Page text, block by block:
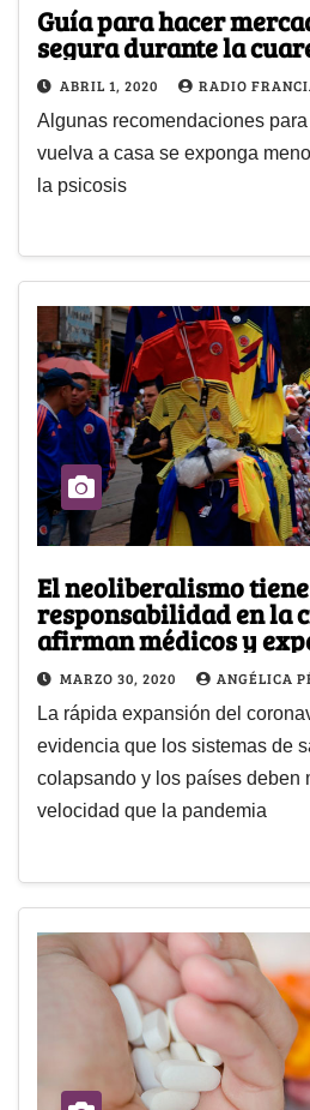
Guía para hacer
segura durante la
ABRIL 1, 2020 RADIO
Algunas recomendaciones
vuelva a casa se exponga
la psicosis
El neoliberalismo tiene
responsabilidad en la
afirman médicos y
MARZO 30, 2020 ANGÉLICA
La rápida expansión del
evidencia que los sistemas de
colapsando y los países deben
velocidad que la pandemia